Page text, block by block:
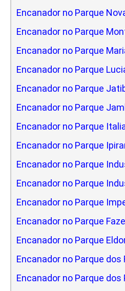
Encanador no Parque
Encanador no Parque
Encanador no Parque
Encanador no Parque
Encanador no Parque
Encanador no Parque
Encanador no Parque
Encanador no Parque
Encanador no Parque
Encanador no Parque
Encanador no Parque
Encanador no Parque
Encanador no Parque
Encanador no Parque dos
Encanador no Parque dos